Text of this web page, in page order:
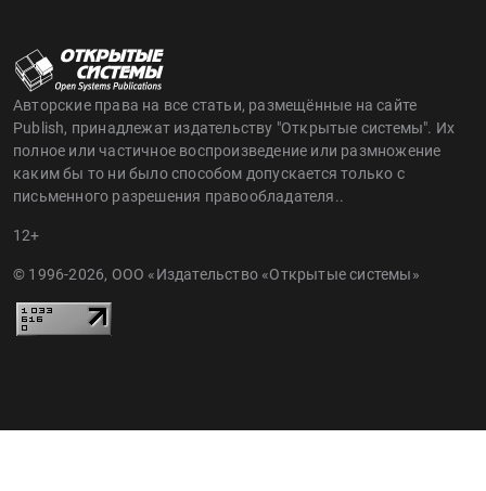
Авторские права на все статьи, размещённые на сайте
Publish, принадлежат издательству "Открытые системы". Их
полное или частичное воспроизведение или размножение
каким бы то ни было способом допускается только с
письменного разрешения правообладателя..
12+
© 1996-2026, ООО «Издательство «Открытые системы»